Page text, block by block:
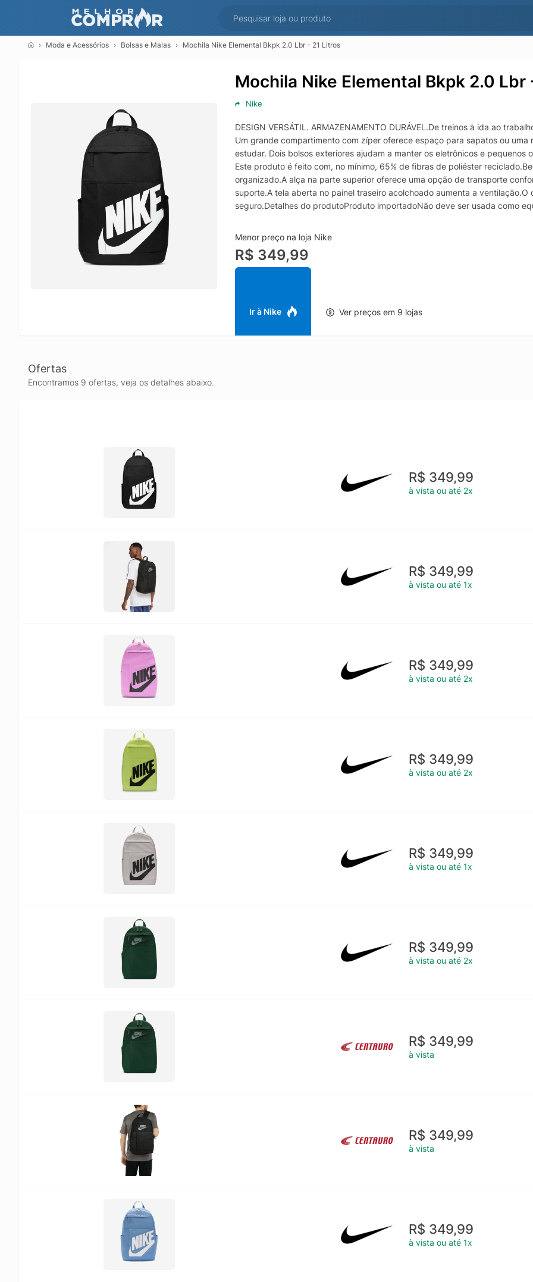
Moda e Acessórios Bolsas e Malas Mochila Nike Elemental Bkpk 2.0 Lbr - 21 Litros
Mochila Nike Elemental Bkpk 2.0 Lbr
Nike
DESIGN VERSÁTIL. ARMAZENAMENTO DURÁVEL.De treinos à ida ao
Um grande compartimento com zíper oferece espaço para sapatos ou
estudar. Dois bolsos exteriores ajudam a manter os eletrônicos e
Este produto é feito com, no mínimo, 65% de fibras de poliéster
organizado.A alça na parte superior oferece uma opção de transporte
suporte.A tela aberta no painel traseiro acolchoado aumenta a
seguro.Detalhes do produtoProduto importadoNão deve ser usada como
Menor preço na loja Nike
R$ 349,99
Ir à Nike Ver preços em 9 lojas
Ofertas
Encontramos 9 ofertas, veja os detalhes abaixo.
R$ 349,99
à vista ou até 2x
R$ 349,99
à vista ou até 1x
R$ 349,99
à vista ou até 2x
R$ 349,99
à vista ou até 2x
R$ 349,99
à vista ou até 1x
R$ 349,99
à vista ou até 2x
R$ 349,99
à vista
R$ 349,99
à vista
R$ 349,99
à vista ou até 1x